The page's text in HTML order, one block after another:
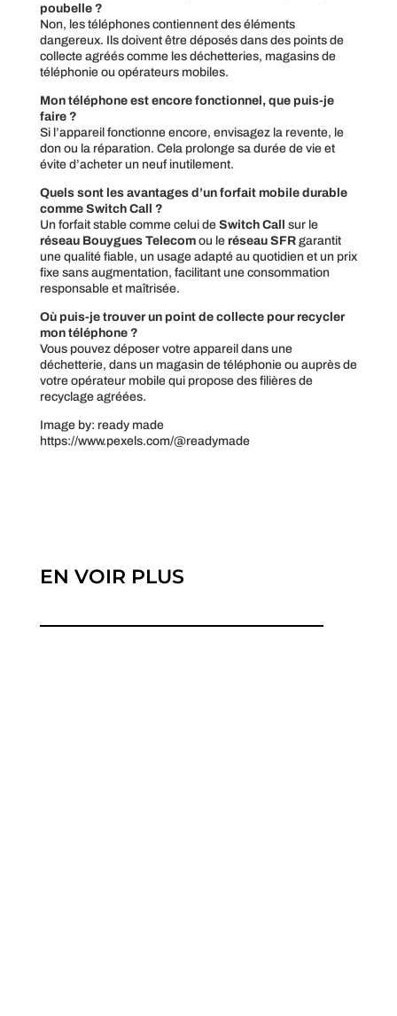
poubelle ?
Non, les téléphones contiennent des éléments
dangereux. Ils doivent être déposés dans des points de
collecte agréés comme les déchetteries, magasins de
téléphonie ou opérateurs mobiles.
Mon téléphone est encore fonctionnel, que puis-je
faire ?
Si l’appareil fonctionne encore, envisagez la revente, le
don ou la réparation. Cela prolonge sa durée de vie et
évite d’acheter un neuf inutilement.
Quels sont les avantages d’un forfait mobile durable
comme Switch Call ?
Un forfait stable comme celui de Switch Call sur le
réseau Bouygues Telecomou le réseau SFRgarantit
une qualité fiable, un usage adapté au quotidien et un prix
fixe sans augmentation, facilitant une consommation
responsable et maîtrisée.
Où puis-je trouver un point de collecte pour recycler
mon téléphone ?
Vous pouvez déposer votre appareil dans une
déchetterie, dans un magasin de téléphonie ou auprès de
votre opérateur mobile qui propose des filières de
recyclage agréées.
Image by: ready made
https://www.pexels.com/@readymade
EN VOIR PLUS